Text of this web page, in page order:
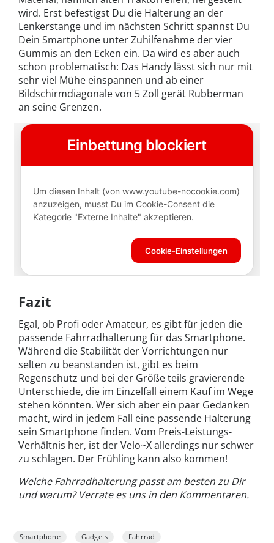
wird. Erst befestigst Du die Halterung an der
Lenkerstange und im nächsten Schritt spannst Du
Dein Smartphone unter Zuhilfenahme der vier
Gummis an den Ecken ein. Da wird es aber auch
schon problematisch: Das Handy lässt sich nur mit
sehr viel Mühe einspannen und ab einer
Bildschirmdiagonale von 5 Zoll gerät Rubberman
an seine Grenzen.
Fazit
Egal, ob Profi oder Amateur, es gibt für jeden die
passende Fahrradhalterung für das Smartphone.
Während die Stabilität der Vorrichtungen nur
selten zu beanstanden ist, gibt es beim
Regenschutz und bei der Größe teils gravierende
Unterschiede, die im Einzelfall einem Kauf im Wege
stehen könnten. Wer sich aber ein paar Gedanken
macht, wird in jedem Fall eine passende Halterung
sein Smartphone finden. Vom Preis-Leistungs-
Verhältnis her, ist der Velo~X allerdings nur schwer
zu schlagen. Der Frühling kann also kommen!
Welche Fahrradhalterung passt am besten zu Dir
und warum? Verrate es uns in den Kommentaren.
Smartphone Gadgets Fahrrad